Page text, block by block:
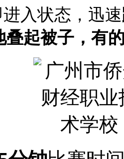
入状态，迅速
叠起被子，有